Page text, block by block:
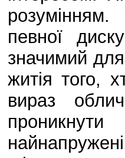
певної
значимий
житія того,
вираз